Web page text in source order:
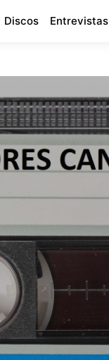
Discos Entrevistas